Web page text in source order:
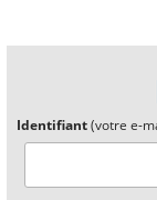
Identifiant(votre e-